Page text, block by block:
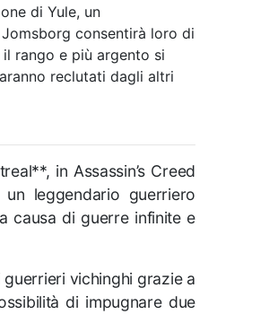
di Yule, un
consentirà loro di
rango e più argento si
reclutati dagli altri
in Assassin’s Creed
leggendario guerriero
causa di guerre infinite e
vichinghi grazie a
di impugnare due